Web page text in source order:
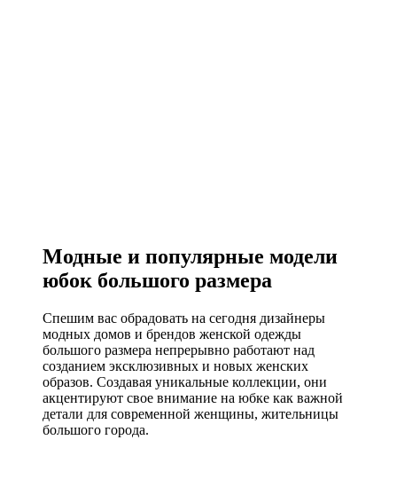
Модные и популярные модели
юбок большого размера
Спешим вас обрадовать на сегодня дизайнеры
модных домов и брендов женской одежды
большого размера непрерывно работают над
созданием эксклюзивных и новых женских
образов. Создавая уникальные коллекции, они
акцентируют свое внимание на юбке как важной
детали для современной женщины, жительницы
большого города.